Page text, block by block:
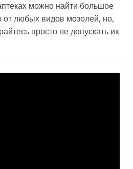
можно найти большое
от любых видов мозолей, но,
просто не допускать их